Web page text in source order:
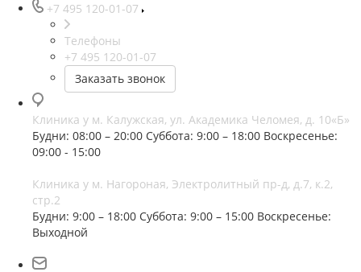
+7 495 120-01-07
Телефоны
+7 495 120-01-07
Заказать звонок
Клиника у м. Калужская, ул. Академика Челомея, д. 10«Б»
Будни: 08:00 – 20:00 Суббота: 9:00 – 18:00 Воскресенье:
09:00 - 15:00
Клиника у м. Нагороная, Электролитный пр-д, д.7, к.2,
стр.2
Будни: 9:00 – 18:00 Суббота: 9:00 – 15:00 Воскресенье:
Выходной